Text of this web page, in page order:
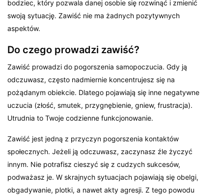
bodziec, który pozwala danej osobie się rozwinąć i zmienić
swoją sytuację. Zawiść nie ma żadnych pozytywnych
aspektów.
Do czego prowadzi zawiść?
Zawiść prowadzi do pogorszenia samopoczucia. Gdy ją
odczuwasz, często nadmiernie koncentrujesz się na
pożądanym obiekcie. Dlatego pojawiają się inne negatywne
uczucia (złość, smutek, przygnębienie, gniew, frustracja).
Utrudnia to Twoje codzienne funkcjonowanie.
Zawiść jest jedną z przyczyn pogorszenia kontaktów
społecznych. Jeżeli ją odczuwasz, zaczynasz źle życzyć
innym. Nie potrafisz cieszyć się z cudzych sukcesów,
podważasz je. W skrajnych sytuacjach pojawiają się obelgi,
obgadywanie, plotki, a nawet akty agresji. Z tego powodu